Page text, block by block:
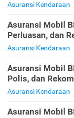
Asuransi Kendaraan
Asuransi Mobil
Perluasan, dan
Asuransi Kendaraan
Asuransi Mobil
Polis, dan
Asuransi Kendaraan
Asuransi Mobil